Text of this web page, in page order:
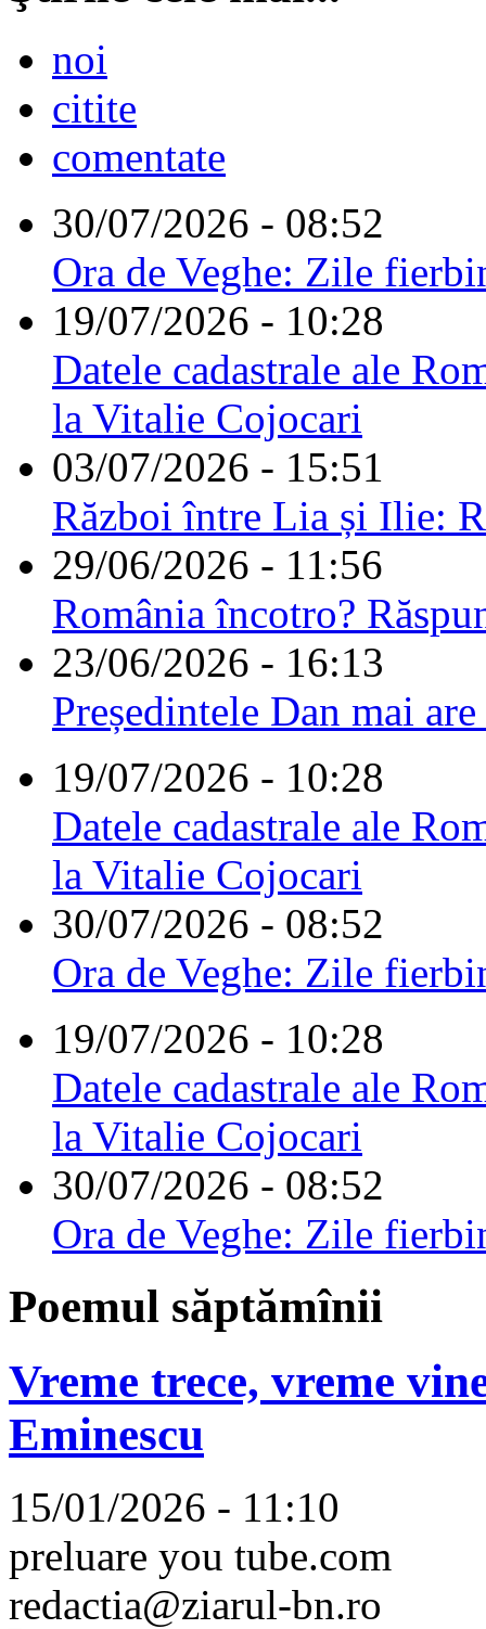
noi
citite
comentate
30/07/2026 - 08:52
Ora de Veghe: Zile
19/07/2026 - 10:28
Datele cadastrale ale
la Vitalie Cojocari
03/07/2026 - 15:51
Război între Lia și Ilie:
29/06/2026 - 11:56
România încotro?
23/06/2026 - 16:13
Președintele Dan mai
19/07/2026 - 10:28
Datele cadastrale ale
la Vitalie Cojocari
30/07/2026 - 08:52
Ora de Veghe: Zile
19/07/2026 - 10:28
Datele cadastrale ale
la Vitalie Cojocari
30/07/2026 - 08:52
Ora de Veghe: Zile
Poemul săptămînii
Vreme trece, vreme
Eminescu
15/01/2026 - 11:10
preluare you tube.com
redactia@ziarul-bn.ro